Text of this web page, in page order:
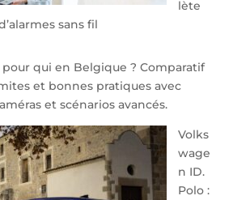
lète
sans fil
pour qui en Belgique ? Comparatif
et bonnes pratiques avec
et scénarios avancés.
Volks
wage
n ID.
Polo :